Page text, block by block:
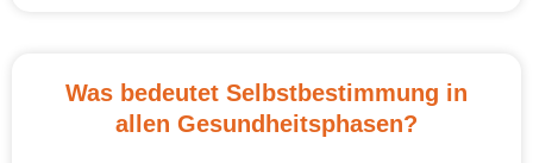
Was bedeutet Selbstbestimmung in
allen Gesundheitsphasen?